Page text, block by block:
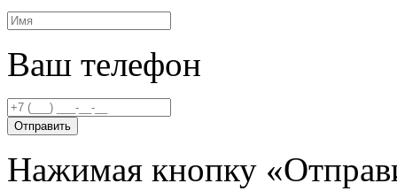
Ваш телефон
Отправить
Нажимая кнопку